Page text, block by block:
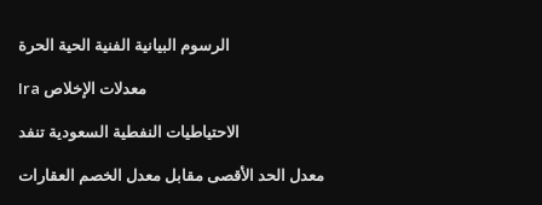
الرسوم البيانية الفنية الحية الحرة
Ira معدلات الإخلاص
الاحتياطيات النفطية السعودية تنفد
معدل الحد الأقصى مقابل معدل الخصم العقارات